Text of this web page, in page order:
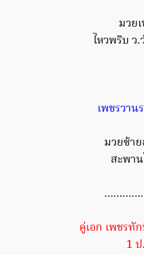
มวยเข่าเปิดเก
ไหวพริบ ว
เพชรวานร ดาบ
มวยซ้ายอาวุธห
สะพา
คู่เอก เพชร
1 ป.